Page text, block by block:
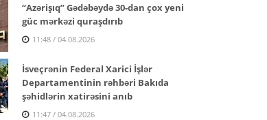
“Azərişıq” Gədəbəydə 30-dan çox yeni
güc mərkəzi quraşdırıb
11:48 / 04.08.2026
İsveçrənin Federal Xarici İşlər
Departamentinin rəhbəri Bakıda
şəhidlərin xatirəsini anıb
11:47 / 04.08.2026